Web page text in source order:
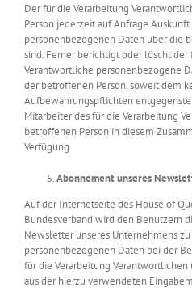
Der für die Verarbeitung
Person jederzeit auf Anfrage
personenbezogenen Daten über die
sind. Ferner berichtigt oder löscht der
Verantwortliche personenbezogene
der betroffenen Person, soweit dem
Aufbewahrungspflichten
Mitarbeiter des für die Verarbeitung
betroffenen Person in diesem
Verfügung.
Abonnement unseres
Auf der Internetseite des House of
Bundesverband wird den Benutzern
Newsletter unseres Unternehmens
personenbezogenen Daten bei der
für die Verarbeitung
aus der hierzu verwendeten